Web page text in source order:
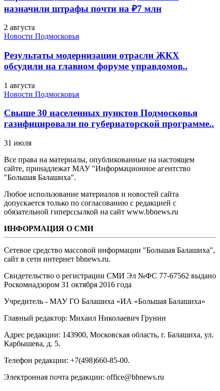
назначили штрафы почти на ₽7 млн
2 августа
Новости Подмосковья
Результаты модернизации отрасли ЖКХ
обсудили на главном форуме управдомов..
1 августа
Новости Подмосковья
Свыше 30 населенных пунктов Подмосковья
газифицировали по губернаторской программе..
31 июля
Все права на материалы, опубликованные на настоящем
сайте, принадлежат МАУ "Информационное агентство
"Большая Балашиха".
Любое использование материалов и новостей сайта
допускается только по согласованию с редакцией с
обязательной гиперссылкой на сайт www.bbnews.ru
ИНФОРМАЦИЯ О СМИ
Сетевое средство массовой информации "Большая Балашиха",
сайт в сети интернет bbnews.ru.
Свидетельство о регистрации СМИ Эл №ФС ‎77-67562 выдано
Роскомнадзором 31 октября 2016 года
Учредитель - МАУ ГО Балашиха «ИА «Большая Балашиха»
Главный редактор: Михаил Николаевич Грунин
Адрес редакции: 143900, Московская область, г. Балашиха, ул.
Карбышева, д. 5.
Телефон редакции: +7(498)660-85-00.
Электронная почта редакции: office@bbnews.ru